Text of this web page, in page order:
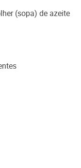
(sopa) de azeite